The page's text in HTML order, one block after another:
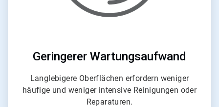
Geringerer Wartungsaufwand
Langlebigere Oberflächen erfordern weniger
häufige und weniger intensive Reinigungen oder
Reparaturen.